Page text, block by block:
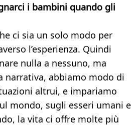
i bambini quando gli
ci sia un solo modo per
l’esperienza. Quindi
nulla a nessuno, ma
narrativa, abbiamo modo di
altrui, e impariamo
mondo, sugli esseri umani e
la vita ci offre molte più